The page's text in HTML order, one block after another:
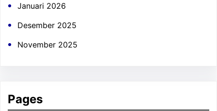
Januari 2026
Desember 2025
November 2025
Pages